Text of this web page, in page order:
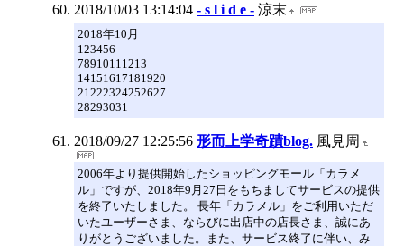
2018/10/03 13:14:04 - s l i d e - 涼末
2018年10月
123456
78910111213
14151617181920
21222324252627
28293031
2018/09/27 12:25:56 形而上学奇蹟blog. 風見周
2006年より提供開始したショッピングモール「カラメ
ル」ですが、2018年9月27日をもちましてサービスの提供
を終了いたしました。 長年「カラメル」をご利用いただ
いたユーザーさま、ならびに出店中の店長さま、誠にあ
りがとうございました。また、サービス終了に伴い、み